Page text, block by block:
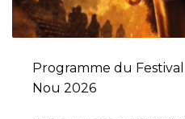
Programme du
Nou 2026